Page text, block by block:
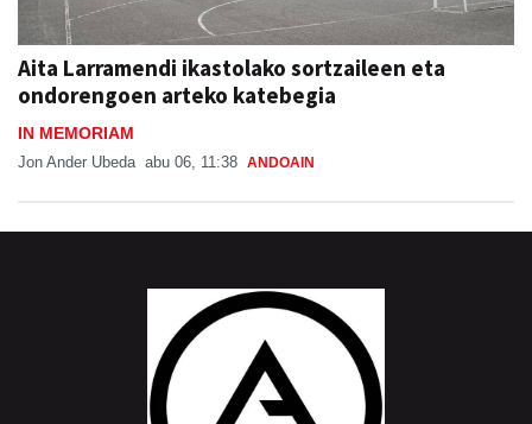
Aita Larramendi ikastolako sortzaileen eta
ondorengoen arteko katebegia
IN MEMORIAM
Jon Ander Ubeda abu 06, 11:38 ANDOAIN